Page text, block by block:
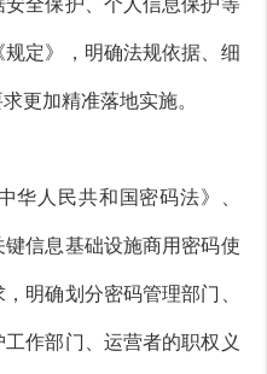
定》，明确法规依据、细
更加精准落地实施。
华人民共和国密码法》、
键信息基础设施商用密码使
明确划分密码管理部门、
作部门、运营者的职权义